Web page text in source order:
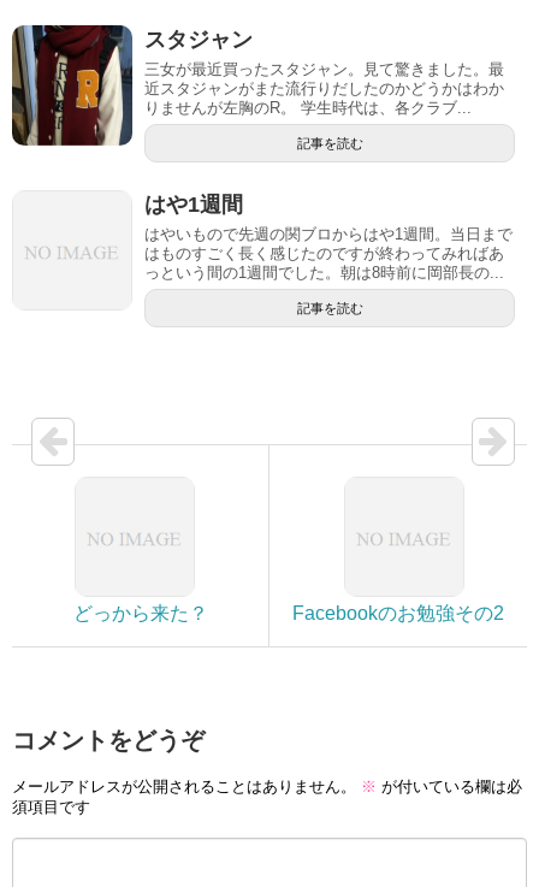
スタジャン
三女が最近買ったスタジャン。見て驚きました。最
近スタジャンがまた流行りだしたのかどうかはわか
りませんが左胸のR。 学生時代は、各クラブ...
記事を読む
はや1週間
はやいもので先週の関ブロからはや1週間。当日まで
はものすごく長く感じたのですが終わってみればあ
っという間の1週間でした。朝は8時前に岡部長の...
記事を読む
どっから来た？ Facebookのお勉強その2
コメントをどうぞ
メールアドレスが公開されることはありません。 ※ が付いている欄は必
須項目です